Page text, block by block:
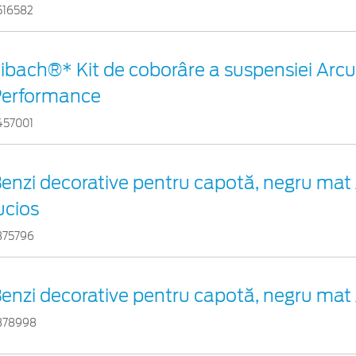
Kit de coborâre a suspensiei
decorative pentru capotă, negru
decorative pentru capotă, negru